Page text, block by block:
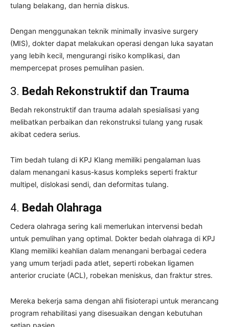
tulang belakang, dan hernia diskus.
Dengan menggunakan teknik minimally invasive surgery
(MIS), dokter dapat melakukan operasi dengan luka sayatan
yang lebih kecil, mengurangi risiko komplikasi, dan
mempercepat proses pemulihan pasien.
3. Bedah Rekonstruktif dan Trauma
Bedah rekonstruktif dan trauma adalah spesialisasi yang
melibatkan perbaikan dan rekonstruksi tulang yang rusak
akibat cedera serius.
Tim bedah tulang di KPJ Klang memiliki pengalaman luas
dalam menangani kasus-kasus kompleks seperti fraktur
multipel, dislokasi sendi, dan deformitas tulang.
4. Bedah Olahraga
Cedera olahraga sering kali memerlukan intervensi bedah
untuk pemulihan yang optimal. Dokter bedah olahraga di KPJ
Klang memiliki keahlian dalam menangani berbagai cedera
yang umum terjadi pada atlet, seperti robekan ligamen
anterior cruciate (ACL), robekan meniskus, dan fraktur stres.
Mereka bekerja sama dengan ahli fisioterapi untuk merancang
program rehabilitasi yang disesuaikan dengan kebutuhan
setiap pasien.